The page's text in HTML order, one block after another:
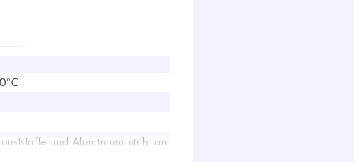
und Aluminium nicht an